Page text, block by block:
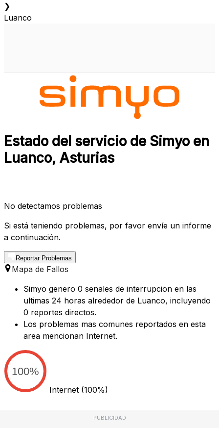
❯
Luanco
Estado del servicio de Simyo en
Luanco, Asturias
No detectamos problemas
Si está teniendo problemas, por favor envíe un informe
a continuación.
Reportar Problemas
Mapa de Fallos
Simyo genero 0 senales de interrupcion en las
ultimas 24 horas alrededor de Luanco, incluyendo
0 reportes directos.
Los problemas mas comunes reportados en esta
area mencionan Internet.
100%
Internet (100%)
PUBLICIDAD